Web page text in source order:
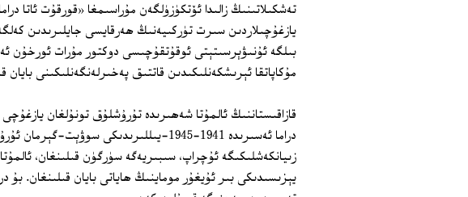
تەشكىلاتىنىڭ زالىدا ئۆتكۈزۈلگەن مۇراسىمغا «قورقۇت ئاتا
يازغۇچىلاردىن سىرت تۈركىيەنىڭ ھەرقايسى جايلىرىدىن
بىلگە ئۇنىۋېرسىتېتى ئوقۇتقۇچىسى دوكتور مۇرات ئورخۇن
مۇكاپاتقا ئېرىشكەنلىكىدىن قاتتىق پەخىرلەنگەنلىكىنى بايان
قازاقىستاننىڭ ئالمۇتا شەھىرىدە تۇرۇشلۇق تونۇلغان
دراما ئەسىرىدە 1941-1945-يىللىرىدىكى
زىيانكەشلىكىگە ئۇچراپ، سىبىريەگە سۈرگۈن قىلىنغان،
يېزىسىدىكى بىر ئۇيغۇر موماينىڭ ھاياتى بايان قىلىنغان. بۇ